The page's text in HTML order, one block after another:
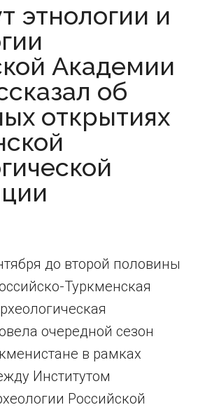
этнологии и
Академии
об
открытиях
до второй половины
Туркменская
очередной сезон
в рамках
Институтом
Российской